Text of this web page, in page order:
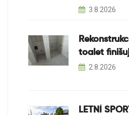
3.8.2026
toalet
2.8.2026
LETNÍ